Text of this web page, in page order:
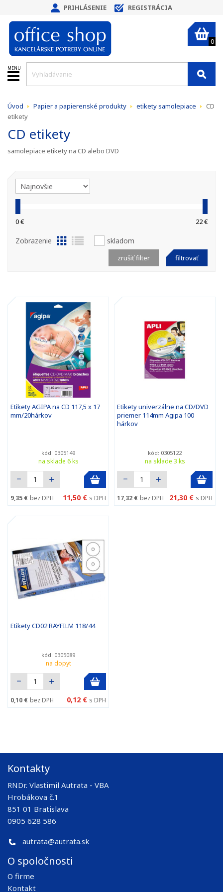
PRIHLÁSENIE REGISTRÁCIA
0
MENU
Úvod Papier a papierenské produkty etikety samolepiace
CD
etikety
CD etikety
samolepiace etikety na CD alebo DVD
0 € 22 €
Zobrazenie skladom
filtrovať
zrušiť filter
Etikety AGIPA na CD 117,5 x 17
mm/20hárkov
kód: 0305149
na sklade 6 ks
9,35 € bez DPH 11,50 € s DPH
Etikety univerzálne na CD/DVD
priemer 114mm Agipa 100
hárkov
kód: 0305122
na sklade 3 ks
17,32 € bez DPH 21,30 € s DPH
Etikety CD02 RAYFILM 118/44
kód: 0305089
na dopyt
0,10 € bez DPH 0,12 € s DPH
Kontakty
RNDr. Vlastimil Autrata - VBA
Hrobákova č.1
851 01 Bratislava
0905 628 586
autrata@autrata.sk
O spoločnosti
O firme
Kontakt